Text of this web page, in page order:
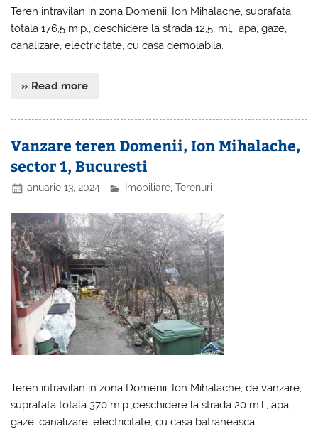
Teren intravilan in zona Domenii, Ion Mihalache, suprafata
totala 176,5 m.p., deschidere la strada 12,5, ml, apa, gaze,
canalizare, electricitate, cu casa demolabila.
» Read more
Vanzare teren Domenii, Ion Mihalache,
sector 1, Bucuresti
ianuarie 13, 2024 Imobiliare,Terenuri
Teren intravilan in zona Domenii, Ion Mihalache, de vanzare,
suprafata totala 370 m.p.,deschidere la strada 20 m.l., apa,
gaze, canalizare, electricitate, cu casa batraneasca